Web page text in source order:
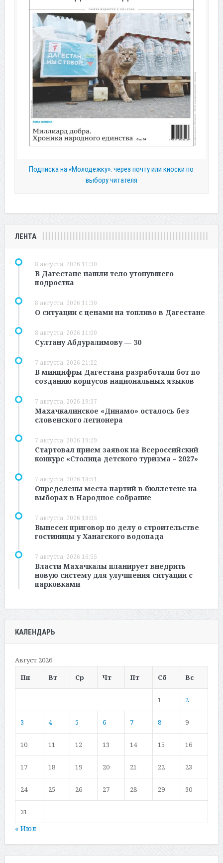
Подписка на «Молодежку»: через почту или киоски по
выбору читателя
ЛЕНТА
8 августа, 2026 11:30
В Дагестане нашли тело утонувшего
подростка
8 августа, 2026 11:30
О ситуации с ценами на топливо в Дагестане
8 августа, 2026 11:00
Султану Абдуралимову — 30
7 августа, 2026 21:22
В минцифры Дагестана разработали бот по
созданию корпусов национальных языков
7 августа, 2026 19:37
Махачкалинское «Динамо» осталось без
словенского легионера
7 августа, 2026 19:29
Стартовал прием заявок на Всероссийский
конкурс «Столица детского туризма – 2027»
7 августа, 2026 18:51
Определены места партий в бюллетене на
выборах в Народное собрание
7 августа, 2026 18:05
Вынесен приговор по делу о строительстве
гостиницы у Ханагского водопада
7 августа, 2026 16:55
Власти Махачкалы планирует внедрить
новую систему для улучшения ситуации с
парковками
КАЛЕНДАРЬ
Август 2026
Пн
Вт Ср Чт Пт Сб Вс
1 2
3 4 5 6 7 8 9
10 11 12 13 14 15 16
17 18 19 20 21 22 23
24 25 26 27 28 29 30
31
« Июл